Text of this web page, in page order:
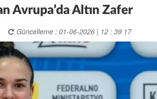
Avrupa’da Altın Zafer
Güncelleme : 01-06-2026 | 12 : 39 17